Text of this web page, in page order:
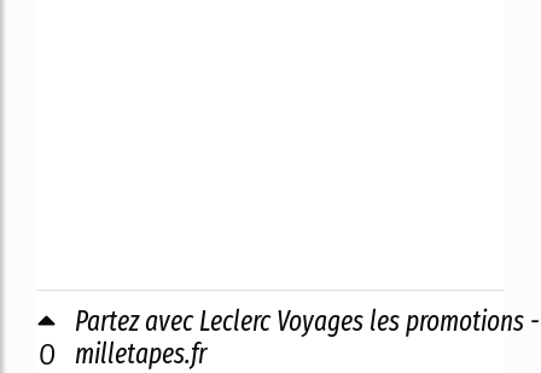
0
Partez avec Leclerc Voyages les promotions -
milletapes.fr